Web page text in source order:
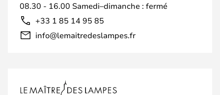
08.30 - 16.00 Samedi–dimanche : fermé
+33 1 85 14 95 85
info@lemaitredeslampes.fr